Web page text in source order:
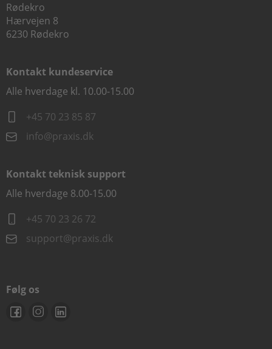
Rødekro
Hærvejen 8
6230 Rødekro
Kontakt kundeservice
Alle hverdage kl. 10.00-15.00
+45 70 23 85 87
info@praxis.dk
Kontakt teknisk support
Alle hverdage 8.00-15.00
+45 70 23 26 72
support@praxis.dk
Følg os